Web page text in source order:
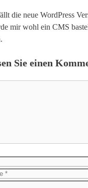
die neue WordPress
mir wohl ein CMS
Sie einen